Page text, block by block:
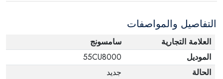
التفاصيل والمواصفات
العلامة التجارية
سامسونج
الموديل
55CU8000
الحالة
جديد